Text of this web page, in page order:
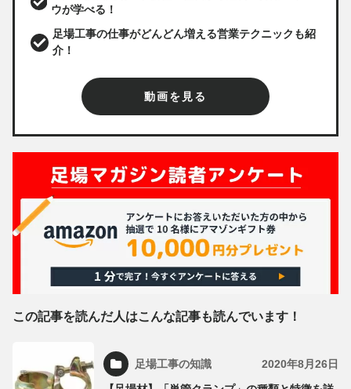
ウが学べる！
足場工事の仕事がどんどん増える営業テクニックも紹
介！
動画を見る
この記事を読んだ人はこんな記事も読んでいます！
足場工事の知識 2020年8月26日